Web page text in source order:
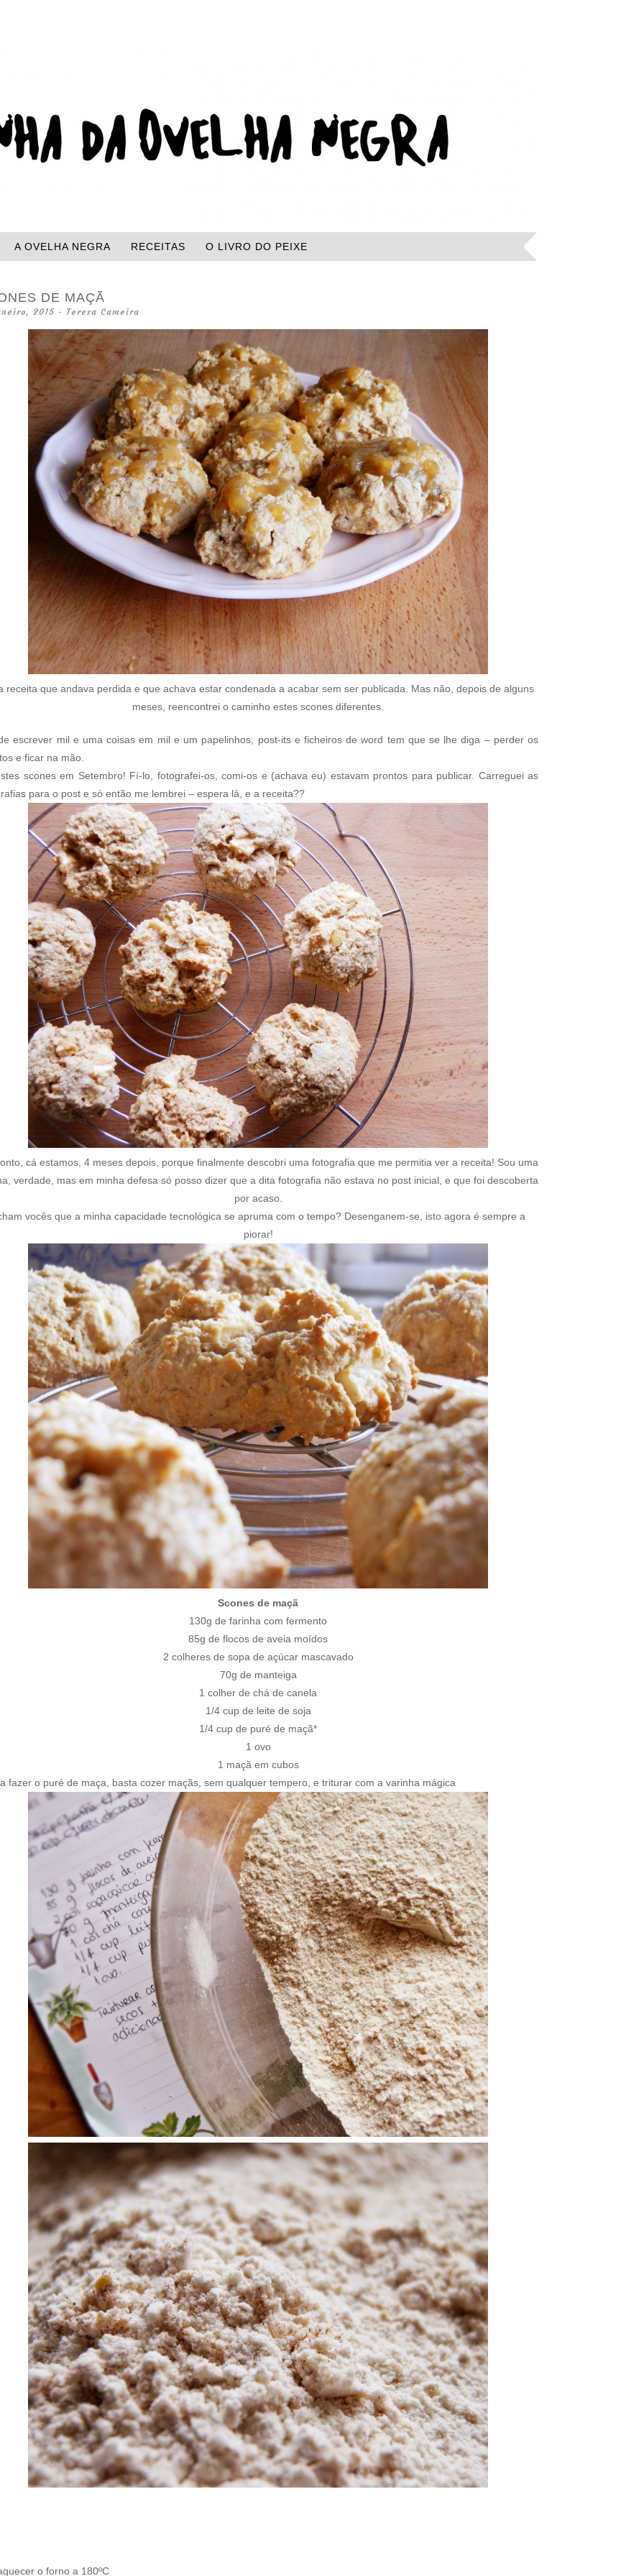
A OVELHA NEGRA RECEITAS O LIVRO DO PEIXE
DE MAÇÃ
2015 - Teresa Cameira
receita que andava perdida e que achava estar condenada a acabar sem ser publicada. Mas não, depois de alguns
meses, reencontrei o caminho estes scones diferentes.
escrever mil e uma coisas em mil e um papelinhos, post-its e ficheiros de word tem que se lhe diga – perder os
e ficar na mão.
scones em Setembro! Fí-lo, fotografei-os, comi-os e (achava eu) estavam prontos para publicar. Carreguei as
para o post e só então me lembrei – espera lá, e a receita??
cá estamos, 4 meses depois, porque finalmente descobri uma fotografia que me permitia ver a receita! Sou uma
verdade, mas em minha defesa só posso dizer que a dita fotografia não estava no post inicial, e que foi descoberta
por acaso.
vocês que a minha capacidade tecnológica se apruma com o tempo? Desenganem-se, isto agora é sempre a
piorar!
Scones de maçã
130g de farinha com fermento
85g de flocos de aveia moídos
2 colheres de sopa de açúcar mascavado
70g de manteiga
1 colher de chá de canela
1/4 cup de leite de soja
1/4 cup de puré de maçã*
1 ovo
1 maçã em cubos
fazer o puré de maça, basta cozer maçãs, sem qualquer tempero, e triturar com a varinha mágica
o forno a 180ºC